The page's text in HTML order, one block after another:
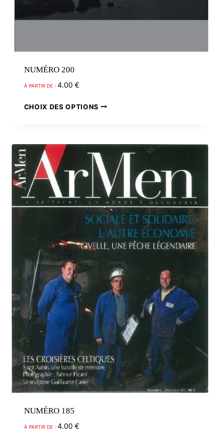
NUMÉRO 200
À PARTIR DE : 4.00 €
CHOIX DES OPTIONS
plusieurs
variations.
Les
options
peuvent
être
choisies
sur
la
page
du
produit
NUMÉRO 185
À PARTIR DE : 4.00 €